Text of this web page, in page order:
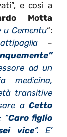
e così a
Motta
u Cementu“:
–
ad un
medicina,
transitive
a Cetto
“Caro figlio
vice“. E’